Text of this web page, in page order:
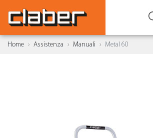
Home Assistenza Manuali Metal 60